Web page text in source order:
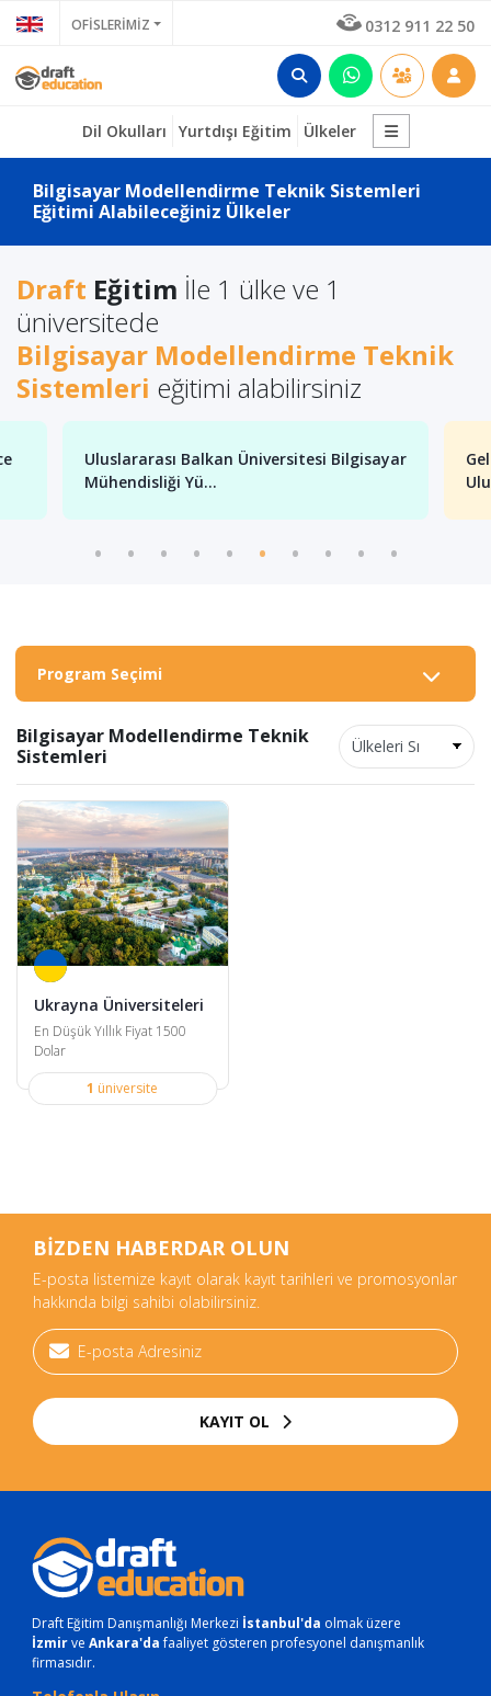
OFİSLERİMİZ 0312 911 22 50
Dil Okulları Yurtdışı Eğitim Ülkeler
Bilgisayar Modellendirme Teknik Sistemleri
Eğitimi Alabileceğiniz Ülkeler
Draft Eğitim İle 1 ülke ve 1
üniversitede
Bilgisayar Modellendirme Teknik
Sistemleri eğitimi alabilirsiniz
Uluslararası Balkan Üniversitesi Bilgisayar
Mühendisliği Yü...
Program Seçimi
Bilgisayar Modellendirme Teknik
Sistemleri
Ukrayna Üniversiteleri
En Düşük Yıllık Fiyat 1500
Dolar
1 üniversite
BİZDEN HABERDAR OLUN
E-posta listemize kayıt olarak kayıt tarihleri ve promosyonlar
hakkında bilgi sahibi olabilirsiniz.
KAYIT OL
Draft Eğitim Danışmanlığı Merkezi İstanbul'da olmak üzere
İzmirve Ankara'dafaaliyet gösteren profesyonel danışmanlık
firmasıdır.